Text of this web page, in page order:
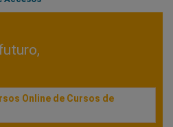
Online de Cursos de